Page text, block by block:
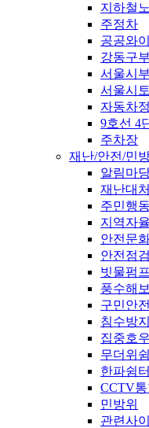
지하철
주정차
공공와
강동구
서울시
서울시
자동차
9호선 4
주차장
재난/안전/민
알림마
재난대
주민행
지역자
안전문
안전점
빗물펌
풍수해
구민안
침수방
집중호
무더위
한파쉼
CCTV
민방위
관련사